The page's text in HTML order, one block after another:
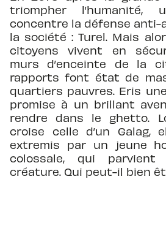
triompher l’humanité,
concentre la défense anti-
la société : Turel. Mais
citoyens vivent en
murs d’enceinte de la
rapports font état de
quartiers pauvres. Eris
promise à un brillant
rendre dans le ghetto.
croise celle d’un Galag,
extremis par un jeune
colossale, qui
créature. Qui peut-il bien